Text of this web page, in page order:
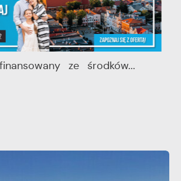
Centrum Pucka”
ze środków...